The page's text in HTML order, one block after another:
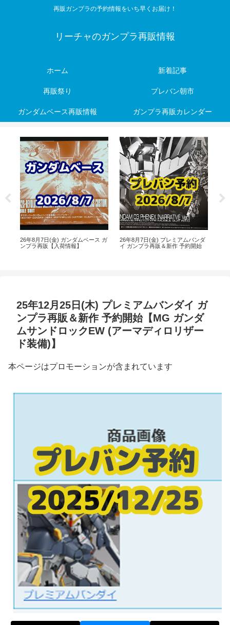
再販ガンプラの予約情報をいち早くお届け！
リーチャのガンプラ再販情報
ホーム 新着記事
再販祭り プレバン朝市
ガンダムベース再販情報 ガンプラ再販カレンダー
26年8月7日(金) ガンダムベース ガ
ンプラ再販【入荷情報】
26年8月7日(金) プレミアムバンダ
イ ガンプラ再販＆新作 予約開始
25年12月25日(木) プレミアムバンダイ ガ
ンプラ再販＆新作 予約開始【MG ガンダ
ムサンドロックEW (アーマディロリザー
ド装備)】
本ページはプロモーションが含まれています